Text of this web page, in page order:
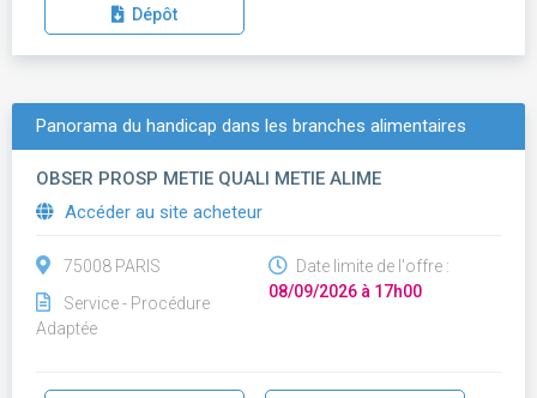
Dépôt
Panorama du handicap dans les branches alimentaires
OBSER PROSP METIE QUALI METIE ALIME
Accéder au site acheteur
75008 PARIS
Service - Procédure
Adaptée
Date limite de l'offre :
08/09/2026 à 17h00